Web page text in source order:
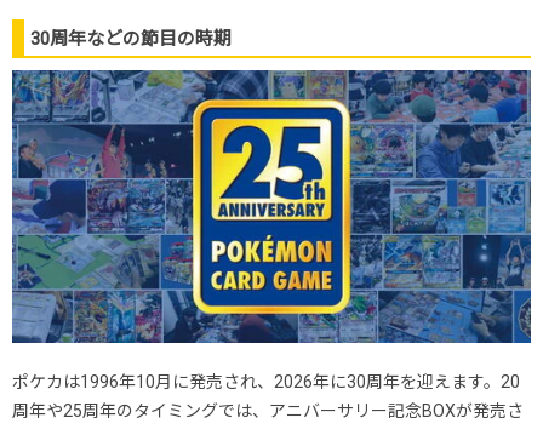
30周年などの節目の時期
ポケカは1996年10月に発売され、2026年に30周年を迎えます。20
周年や25周年のタイミングでは、アニバーサリー記念BOXが発売さ